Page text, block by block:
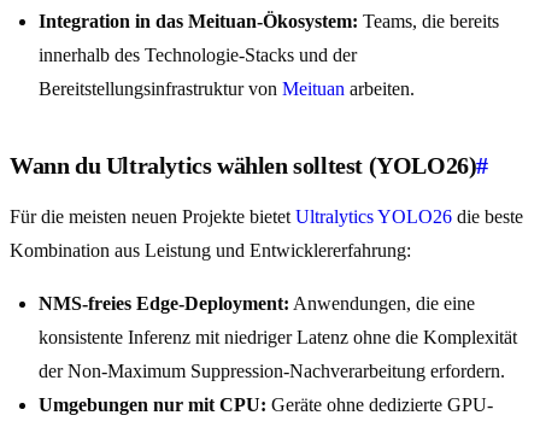
Integration in das Meituan-Ökosystem: Teams, die bereits
innerhalb des Technologie-Stacks und der
Bereitstellungsinfrastruktur von Meituan arbeiten.
Wann du Ultralytics wählen solltest (YOLO26)#
Für die meisten neuen Projekte bietet Ultralytics YOLO26 die beste
Kombination aus Leistung und Entwicklererfahrung:
NMS-freies Edge-Deployment: Anwendungen, die eine
konsistente Inferenz mit niedriger Latenz ohne die Komplexität
der Non-Maximum Suppression-Nachverarbeitung erfordern.
Umgebungen nur mit CPU: Geräte ohne dedizierte GPU-